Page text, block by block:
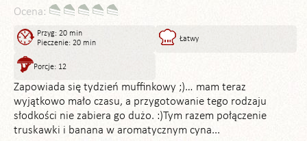
Ocena:
Przyg: 20 min
Pieczenie: 20 min
Łatwy
Porcje: 12
Zapowiada się tydzień muffinkowy ;)… mam teraz
wyjątkowo mało czasu, a przygotowanie tego rodzaju
słodkości nie zabiera go dużo. :)Tym razem połączenie
truskawki i banana w aromatycznym cyna...